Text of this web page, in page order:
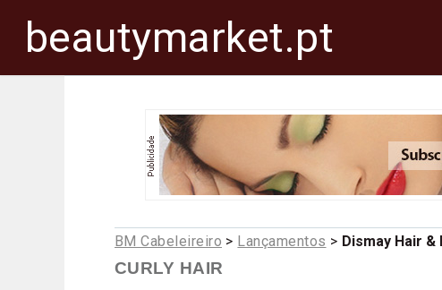
beautymarket.pt
BM Cabeleireiro > Lançamentos > Dismay Hair &
CURLY HAIR